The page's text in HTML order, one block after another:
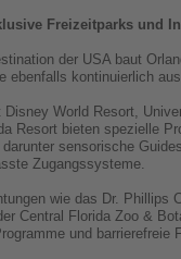
Freizeitparks und
der USA baut
ebenfalls kontinuierlich
Disney World Resort,
Resort bieten spezielle
sensorische
Zugangssysteme.
wie das Dr. Phillips
Central Florida Zoo &
und barrierefreie